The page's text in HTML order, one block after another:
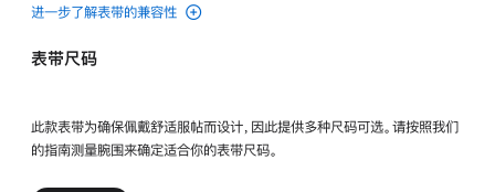
进一步了解表带的兼容性
表带尺码
此款表带为确保佩戴舒适服帖而设计，因此提供多种尺码可选。请按照我们
的指南测量腕围来确定适合你的表带尺码。